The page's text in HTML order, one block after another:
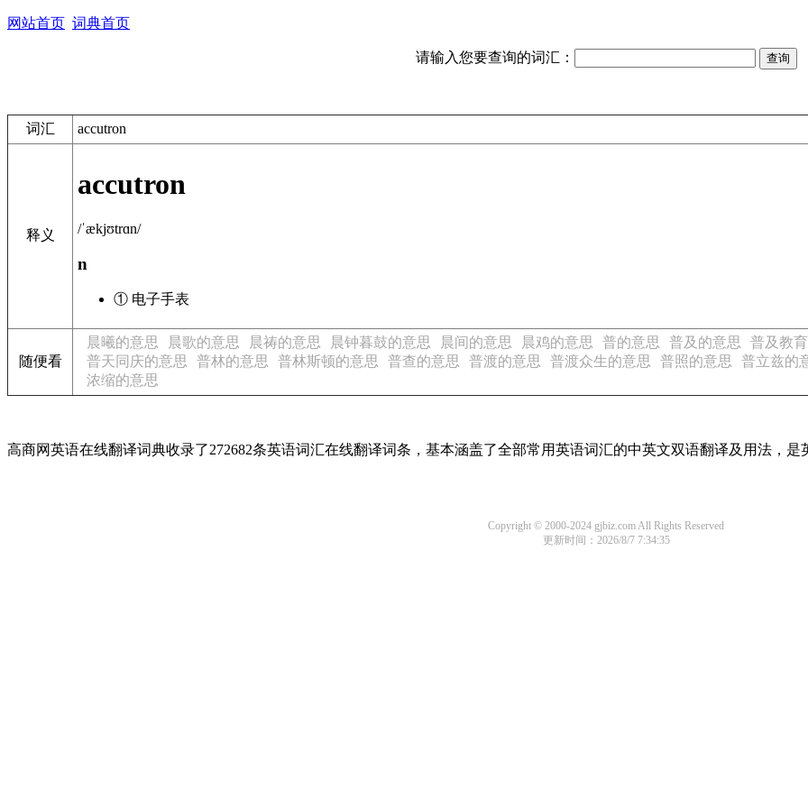
网站首页 词典首页
请输入您要查询的词汇：
词汇 accutron
释义
accutron
/ˈækjʊtrɑn/
n
① 电子手表
随便看
晨曦的意思 晨歌的意思 晨祷的意思 晨钟暮鼓的意思 晨间的意思 晨鸡的意思 普的意思 普及的意思 普及教
普天同庆的意思
普林的意思 普林斯顿的意思 普查的意思 普渡的意思 普渡众生的意思 普照的意思 普立兹的
浓缩的意思
高商网英语在线翻译词典收录了272682条英语词汇在线翻译词条，基本涵盖了全部常用英语词汇的中英文双语翻译及用法，是
Copyright © 2000-2024 gjbiz.com All Rights Reserved
更新时间：2026/8/7 7:34:35